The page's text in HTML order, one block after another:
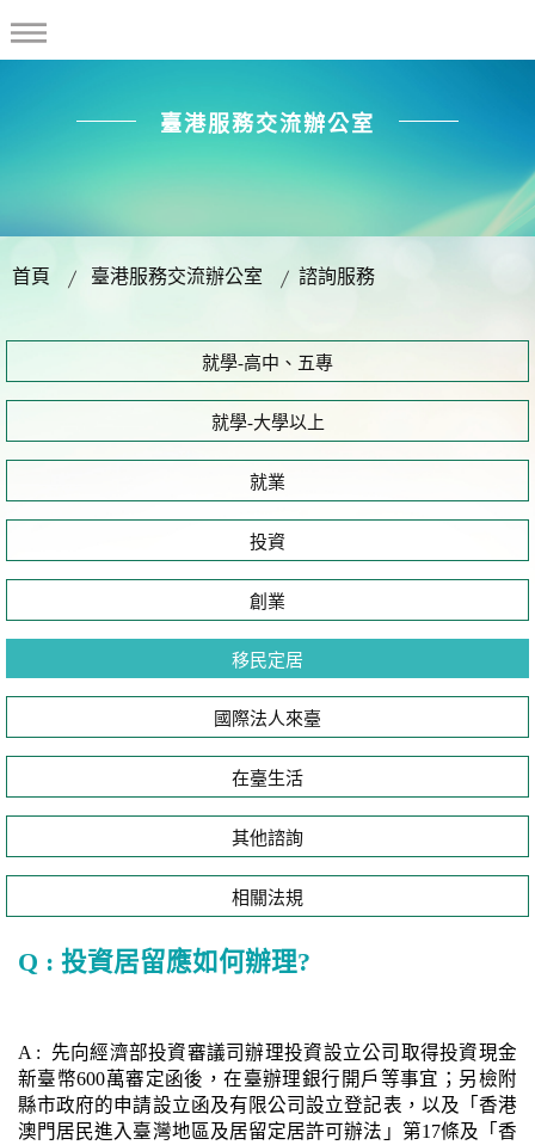
臺港服務交流辦公室
首頁 臺港服務交流辦公室 諮詢服務
就學-高中、五專
就學-大學以上
就業
投資
創業
移民定居
國際法人來臺
在臺生活
其他諮詢
相關法規
Q : 投資居留應如何辦理?
A : 先向經濟部投資審議司辦理投資設立公司取得投資現金
新臺幣600萬審定函後，在臺辦理銀行開戶等事宜；另檢附
縣市政府的申請設立函及有限公司設立登記表，以及「香港
澳門居民進入臺灣地區及居留定居許可辦法」第17條及「香